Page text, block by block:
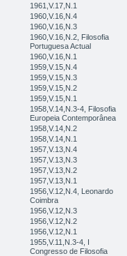
1961,V.17,N.1
1960,V.16,N.4
1960,V.16,N.3
1960,V.16,N.2, Filosofia
Portuguesa Actual
1960,V.16,N.1
1959,V.15,N.4
1959,V.15,N.3
1959,V.15,N.2
1959,V.15,N.1
1958,V.14,N.3-4, Filosofia
Europeia Contemporânea
1958,V.14,N.2
1958,V.14,N.1
1957,V.13,N.4
1957,V.13,N.3
1957,V.13,N.2
1957,V.13,N.1
1956,V.12,N.4, Leonardo
Coimbra
1956,V.12,N.3
1956,V.12,N.2
1956,V.12,N.1
1955,V.11,N.3-4, I
Congresso de Filosofia